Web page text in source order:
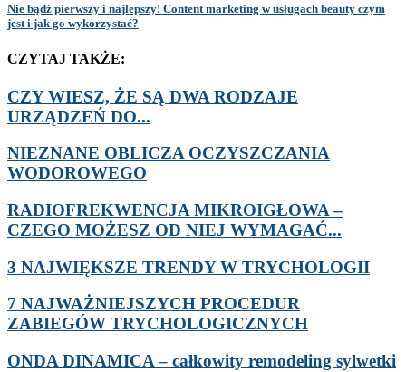
Nie bądź pierwszy i najlepszy! Content marketing w usługach beauty czym
jest i jak go wykorzystać?
CZYTAJ TAKŻE:
CZY WIESZ, ŻE SĄ DWA RODZAJE
URZĄDZEŃ DO...
NIEZNANE OBLICZA OCZYSZCZANIA
WODOROWEGO
RADIOFREKWENCJA MIKROIGŁOWA –
CZEGO MOŻESZ OD NIEJ WYMAGAĆ...
3 NAJWIĘKSZE TRENDY W TRYCHOLOGII
7 NAJWAŻNIEJSZYCH PROCEDUR
ZABIEGÓW TRYCHOLOGICZNYCH
ONDA DINAMICA – całkowity remodeling sylwetki